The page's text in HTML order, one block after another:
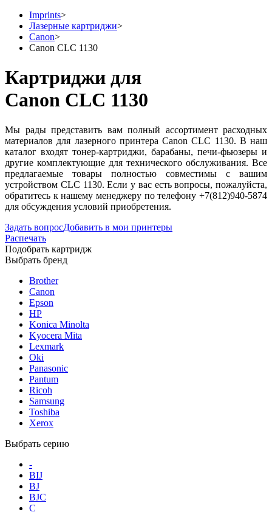
Imprints>
Лазерные картриджи>
Canon>
Canon CLC 1130
Картриджи для
Canon CLC 1130
Мы рады представить вам полный ассортимент расходных
материалов для лазерного принтера Canon CLC 1130. В наш
каталог входят тонер-картриджи, барабаны, печи-фьюзеры и
другие комплектующие для технического обслуживания. Все
предлагаемые товары полностью совместимы с вашим
устройством CLC 1130. Если у вас есть вопросы, пожалуйста,
обратитесь к нашему менеджеру по телефону +7(812)940-5874
для обсуждения условий приобретения.
Задать вопросДобавить в мои принтеры
Распечать
Подобрать картридж
Выбрать бренд
Brother
Canon
Epson
HP
Konica Minolta
Kyocera Mita
Lexmark
Oki
Panasonic
Pantum
Ricoh
Samsung
Toshiba
Xerox
Выбрать серию
-
BIJ
BJ
BJC
C